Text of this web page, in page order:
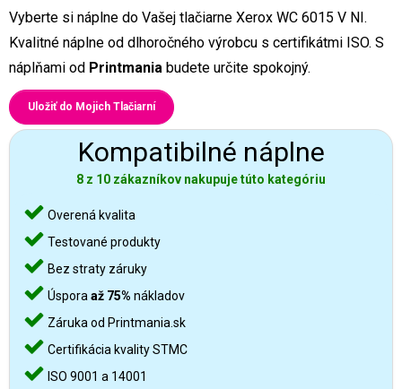
Vyberte si náplne do Vašej tlačiarne Xerox WC 6015 V NI.
Kvalitné náplne od dlhoročného výrobcu s certifikátmi ISO. S
náplňami od Printmania budete určite spokojný.
Uložiť do Mojich Tlačiarní
Kompatibilné náplne
8 z 10 zákazníkov nakupuje túto kategóriu
Overená kvalita
Testované produkty
Bez straty záruky
Úspora až 75% nákladov
Záruka od Printmania.sk
Certifikácia kvality STMC
ISO 9001 a 14001